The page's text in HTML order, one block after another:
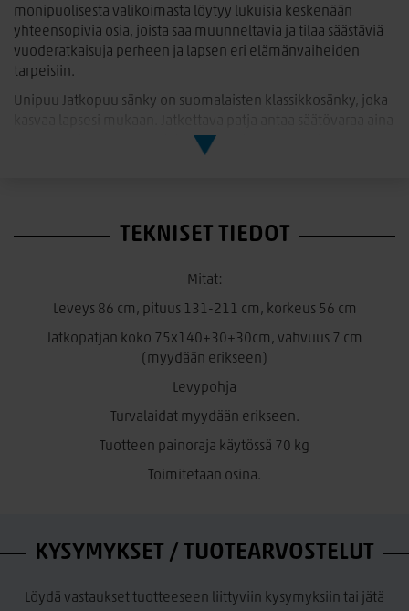
monipuolisesta valikoimasta löytyy lukuisia keskenään
yhteensopivia osia, joista saa muunneltavia ja tilaa säästäviä
vuoderatkaisuja perheen ja lapsen eri elämänvaiheiden
tarpeisiin.
Unipuu Jatkopuu sänky on suomalaisten klassikkosänky, joka
200cm asti.Saatavana erilliset turvalaidat taaperoille.
TEKNISET TIEDOT
Mitat:
Leveys 86 cm, pituus 131-211 cm, korkeus 56 cm
Jatkopatjan koko 75x140+30+30cm, vahvuus 7 cm
(myydään erikseen)
Levypohja
Turvalaidat myydään erikseen.
Tuotteen painoraja käytössä 70 kg
Toimitetaan osina.
KYSYMYKSET / TUOTEARVOSTELUT
Löydä vastaukset tuotteeseen liittyviin kysymyksiin tai jätä